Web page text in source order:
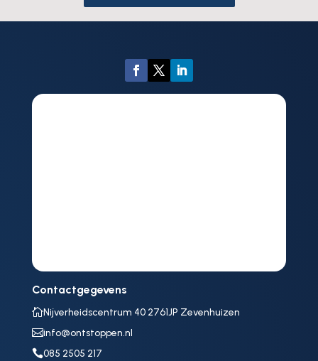
Contactgegevens
Nijverheidscentrum 40 2761JP Zevenhuizen
info@ontstoppen.nl
085 2505 217